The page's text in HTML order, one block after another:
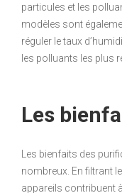
particules et les
modèles sont
réguler le taux
les polluants les plus
Les
Les bienfaits des
nombreux. En filtrant
appareils contribuent